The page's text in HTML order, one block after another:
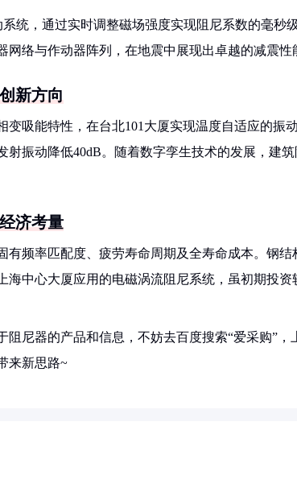
统，通过实时调整磁场强度实现阻尼系数的毫秒
网络与作动器阵列，在地震中展现出卓越的减震性
新方向
变吸能特性，在台北101大厦实现温度自适应的振
射振动降低40dB。随着数字孪生技术的发展，建
济考量
有频率匹配度、疲劳寿命周期及全寿命成本。钢
海中心大厦应用的电磁涡流阻尼系统，虽初期投
阻尼器的产品和信息，不妨去百度搜索“爱采购”
来新思路~